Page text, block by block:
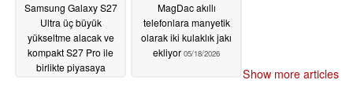
Samsung Galaxy S27
Ultra üç büyük
yükseltme alacak ve
kompakt S27 Pro ile
birlikte piyasaya
MagDac akıllı
telefonlara manyetik
olarak iki kulaklık jakı
ekliyor 05/18/2026
Show more articles